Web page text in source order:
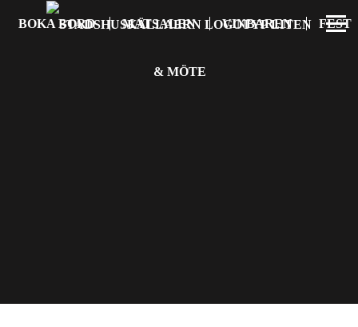
BOKA BORD MATSALEN VINBAREN FEST
& MÖTE